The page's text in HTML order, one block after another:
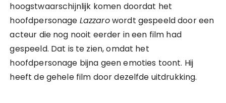
hoogstwaarschijnlijk komen doordat het
hoofdpersonage Lazzarowordt gespeeld door een
acteur die nog nooit eerder in een film had
gespeeld. Dat is te zien, omdat het
hoofdpersonage bijna geen emoties toont. Hij
heeft de gehele film door dezelfde uitdrukking.